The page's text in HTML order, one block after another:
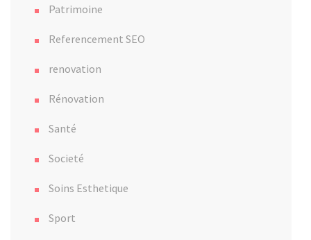
Patrimoine
Referencement SEO
renovation
Rénovation
Santé
Societé
Soins Esthetique
Sport